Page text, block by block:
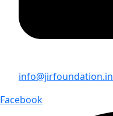
info@jirfoundation.in
Facebook